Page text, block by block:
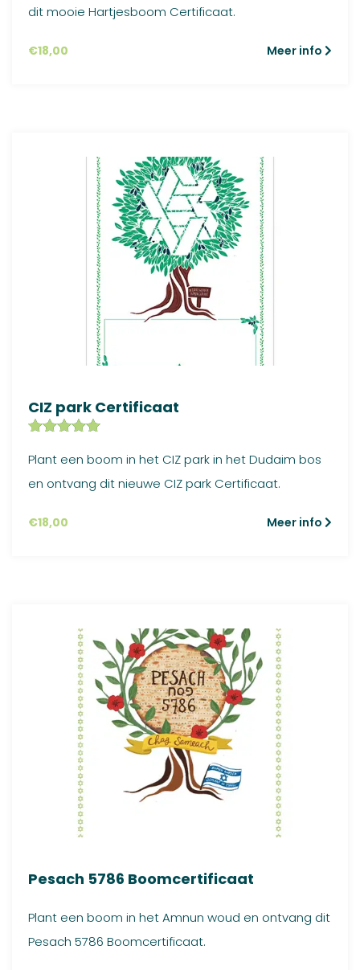
gebaseerd
en
dit mooie Hartjesboom Certificaat.
€18,00 Meer info
CIZ park Certificaat
d5.00op
gebaseerd
Plant een boom in het CIZ park in het Dudaim bos
en ontvang dit nieuwe CIZ park Certificaat.
€18,00 Meer info
Pesach 5786 Boomcertificaat
Plant een boom in het Amnun woud en ontvang dit
Pesach 5786 Boomcertificaat.